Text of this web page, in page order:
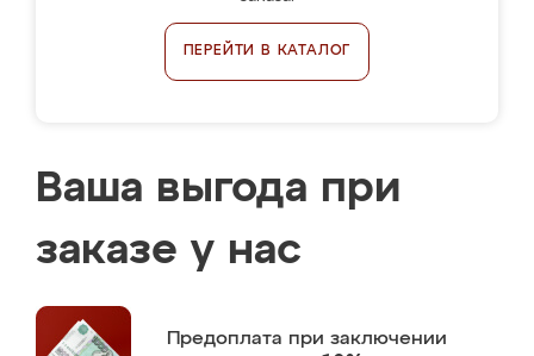
ПЕРЕЙТИ В КАТАЛОГ
Ваша выгода при
заказе у нас
Предоплата при заключении